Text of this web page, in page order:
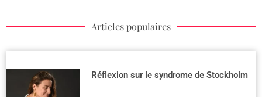
Articles populaires
Réflexion sur le syndrome de Stockholm